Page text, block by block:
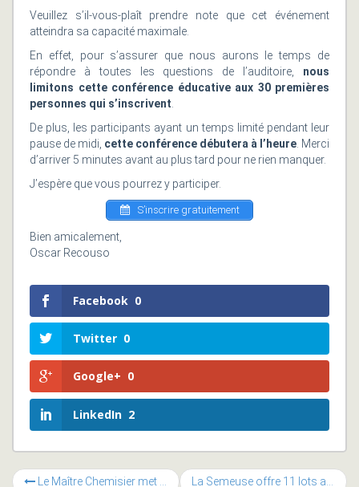
Veuillez s’il-vous-plaît prendre note que cet événement
atteindra sa capacité maximale.
En effet, pour s’assurer que nous aurons le temps de
répondre à toutes les questions de l’auditoire, nous
limitons cette conférence éducative aux 30 premières
personnes qui s’inscrivent
De plus, les participants ayant un temps limité pendant leur
pause de midi, cette conférence débutera à l’heure . Merci
d’arriver 5 minutes avant au plus tard pour ne rien manquer.
J’espère que vous pourrez y participer.
S’inscrire gratuitement
Bien amicalement,
Oscar Recouso
Facebook 0
Twitter 0
Google+ 0
LinkedIn 2
Le Maître Chemisier met en jeu 2 bons d’une valeur de CHF 100.-